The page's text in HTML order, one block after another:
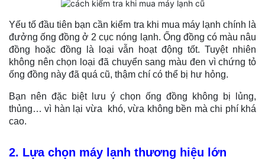
Yếu tố đầu tiên bạn cần kiểm tra khi mua máy lạnh chính là
đưởng ống đồng ở 2 cục nóng lạnh. Ống đồng có màu nâu
đồng hoặc đồng là loại vẫn hoạt động tốt. Tuyệt nhiên
không nên chọn loại đã chuyển sang màu đen vì chứng tỏ
ống đồng này đã quá cũ, thậm chí có thể bị hư hỏng.
Bạn nên đặc biệt lưu ý chọn ống đồng không bị lủng,
thủng… vì hàn lại vừa khó, vừa không bền mà chi phí khá
cao.
2. Lựa chọn máy lạnh thương hiệu lớn